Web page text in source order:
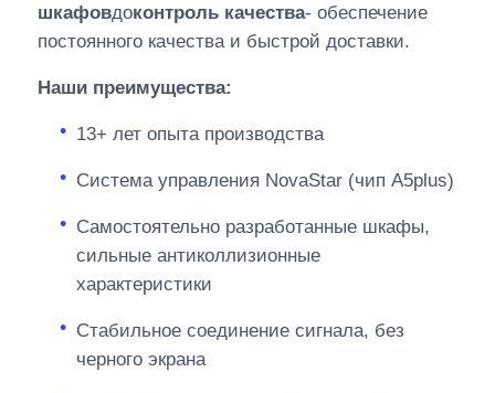
шкафовдоконтроль качества- обеспечение
постоянного качества и быстрой доставки.
Наши преимущества:
13+ лет опыта производства
Система управления NovaStar (чип A5plus)
Самостоятельно разработанные шкафы,
сильные антиколлизионные
характеристики
Стабильное соединение сигнала, без
черного экрана